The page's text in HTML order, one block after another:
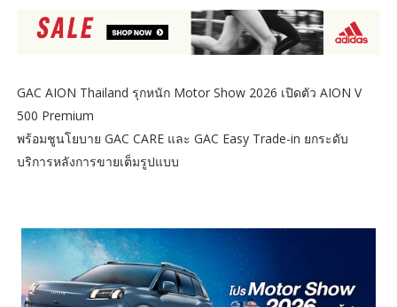
GAC AION Thailand รุกหนัก Motor Show 2026 เปิดตัว AION V
500 Premium
พร้อมชูนโยบาย GAC CARE และ GAC Easy Trade-in ยกระดับ
บริการหลังการขายเต็มรูปแบบ